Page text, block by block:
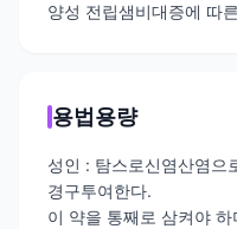
양성 전립샘비대증에 따
용법용량
성인 : 탐스로신염산염으
경구투여한다.
이 약을 통째로 삼켜야